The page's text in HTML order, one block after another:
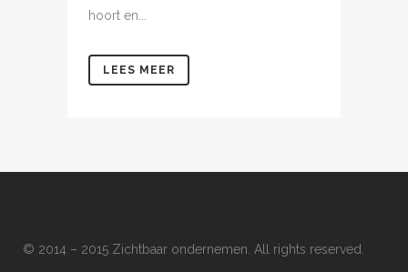
hoort en...
LEES MEER
© 2014 – 2015 Zichtbaar ondernemen. All rights reserved.